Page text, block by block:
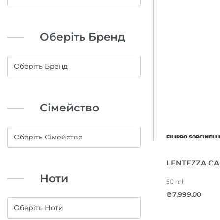
Оберіть Бренд
Сімейство
Ноти
FILIPPO SORCINELLI
LENTEZZA
50 ml
₴7,999.00